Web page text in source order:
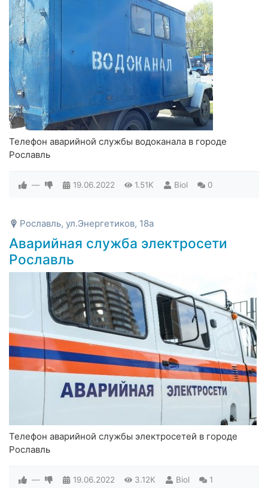
Телефон аварийной службы водоканала в городе
Рославль
— 19.06.2022 1.51K Biol 0
Рославль, ул.Энергетиков, 18а
Аварийная служба электросети
Рославль
Телефон аварийной службы электросетей в городе
Рославль
— 19.06.2022 3.12K Biol 1